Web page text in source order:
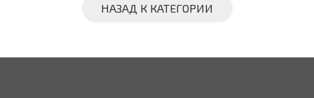
НАЗАД К КАТЕГОРИИ